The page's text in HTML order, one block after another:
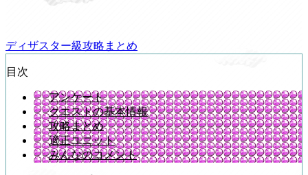
ディザスター級攻略まとめ
目次
アンケート
クエストの基本情報
攻略まとめ
適正ユニット
みんなのコメント